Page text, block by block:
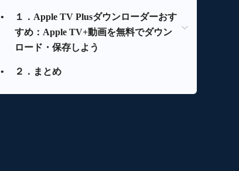
•
１．Apple TV Plusダウンローダーおす
すめ：Apple TV+動画を無料でダウン
ロード・保存しよう
１．１ TOP1：
• ２．まとめ